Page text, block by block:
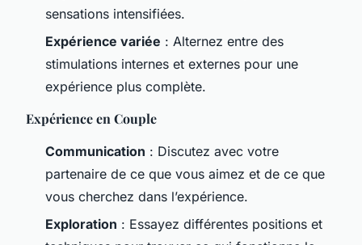
sensations intensifiées.
Expérience variée : Alternez entre des
stimulations internes et externes pour une
expérience plus complète.
Expérience en Couple
Communication : Discutez avec votre
partenaire de ce que vous aimez et de ce que
vous cherchez dans l’expérience.
Exploration : Essayez différentes positions et